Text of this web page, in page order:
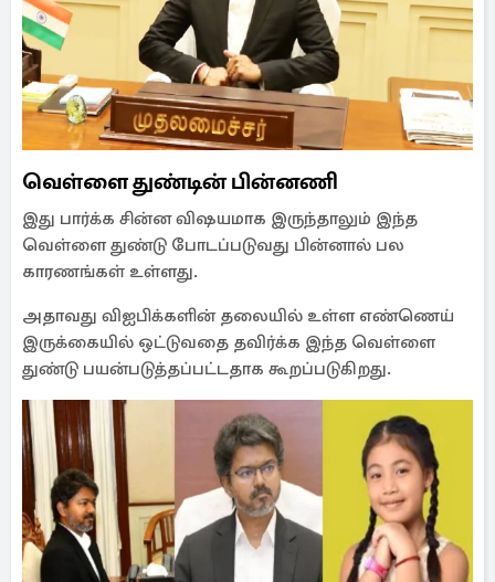
வெள்ளை துண்டின் பின்னணி
இது பார்க்க சின்ன விஷயமாக இருந்தாலும் இந்த
வெள்ளை துண்டு போடப்படுவது பின்னால் பல
காரணங்கள் உள்ளது.
அதாவது விஐபிக்களின் தலையில் உள்ள எண்ணெய்
இருக்கையில் ஒட்டுவதை தவிர்க்க இந்த வெள்ளை
துண்டு பயன்படுத்தப்பட்டதாக கூறப்படுகிறது.